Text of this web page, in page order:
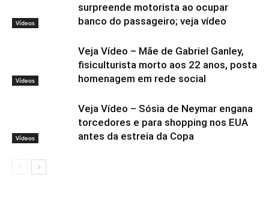
Vídeos
surpreende motorista ao ocupar
banco do passageiro; veja vídeo
Vídeos
Veja Vídeo – Mãe de Gabriel Ganley,
fisiculturista morto aos 22 anos, posta
homenagem em rede social
Vídeos
Veja Vídeo – Sósia de Neymar engana
torcedores e para shopping nos EUA
antes da estreia da Copa